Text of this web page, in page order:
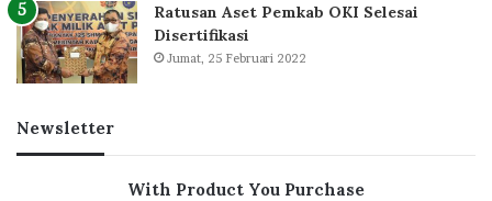
Ratusan Aset Pemkab OKI Selesai
Disertifikasi
Jumat, 25 Februari 2022
Newsletter
With Product You Purchase